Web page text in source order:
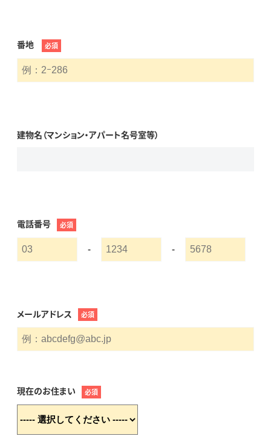
番地 必須
建物名（マンション・アパート名号室等）
電話番号 必須
- -
メールアドレス 必須
現在のお住まい 必須